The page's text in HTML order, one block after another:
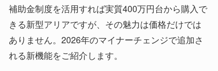
補助金制度を活用すれば実質400万円台から購入で
きる新型アリアですが、その魅力は価格だけでは
ありません。2026年のマイナーチェンジで追加さ
れる新機能をご紹介します。